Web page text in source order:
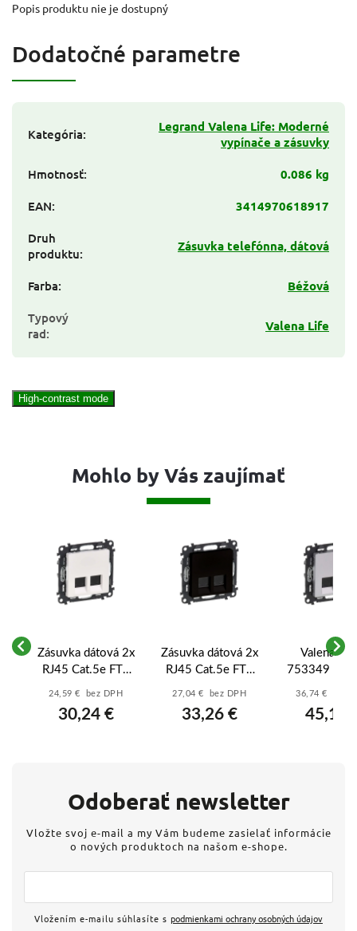
Popis produktu nie je dostupný
Dodatočné parametre
Kategória:
Legrand Valena Life: Moderné
vypínače a zásuvky
Hmotnosť:
0.086 kg
EAN:
3414970618917
Druh
produktu: Zásuvka telefónna, dátová
Farba:
Béžová
Typový
rad: Valena Life
High-contrast mode
Mohlo by Vás zaujímať
Zásuvka dátová 2x
RJ45 Cat.5e FTP
Legrand Valena
Biela
24,59 € bez DPH
30,24 €
Zásuvka dátová 2x
RJ45 Cat.5e FTP
Legrand Valena
Čierna matná
27,04 € bez DPH
33,26 €
Valena
753349 -
Hliník
36,74 € bez
45,19
Odoberať newsletter
Vložte svoj e-mail a my Vám budeme zasielať informácie
o nových produktoch na našom e-shope.
Vložením e-mailu súhlasíte s podmienkami ochrany osobných údajov